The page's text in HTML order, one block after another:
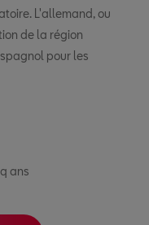
L'allemand, ou
de la région
pour les
ans